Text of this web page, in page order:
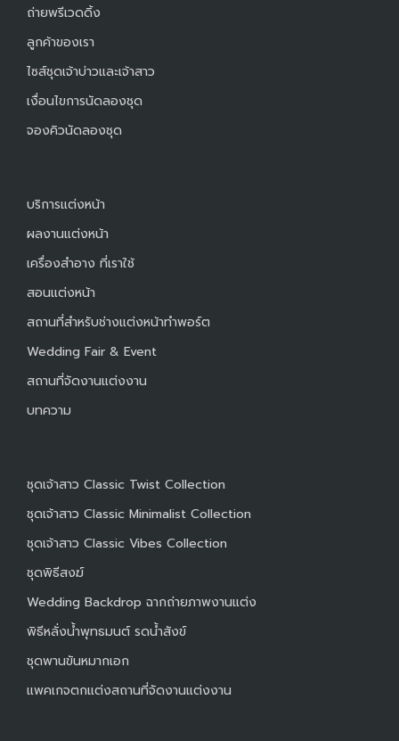
ถ่ายพรีเวดดิ้ง
ลูกค้าของเรา
ไซส์ชุดเจ้าบ่าวและเจ้าสาว
เงื่อนไขการนัดลองชุด
จองคิวนัดลองชุด
บริการแต่งหน้า
ผลงานแต่งหน้า
เครื่องสำอาง ที่เราใช้
สอนแต่งหน้า
สถานที่สำหรับช่างแต่งหน้าทำพอร์ต
Wedding Fair & Event
สถานที่จัดงานแต่งงาน
บทความ
ชุดเจ้าสาว Classic Twist Collection
ชุดเจ้าสาว Classic Minimalist Collection
ชุดเจ้าสาว Classic Vibes Collection
ชุดพิธีสงฆ์
Wedding Backdrop ฉากถ่ายภาพงานแต่ง
พิธีหลั่งน้ำพุทธมนต์ รดน้ำสังข์
ชุดพานขันหมากเอก
แพคเกจตกแต่งสถานที่จัดงานแต่งงาน